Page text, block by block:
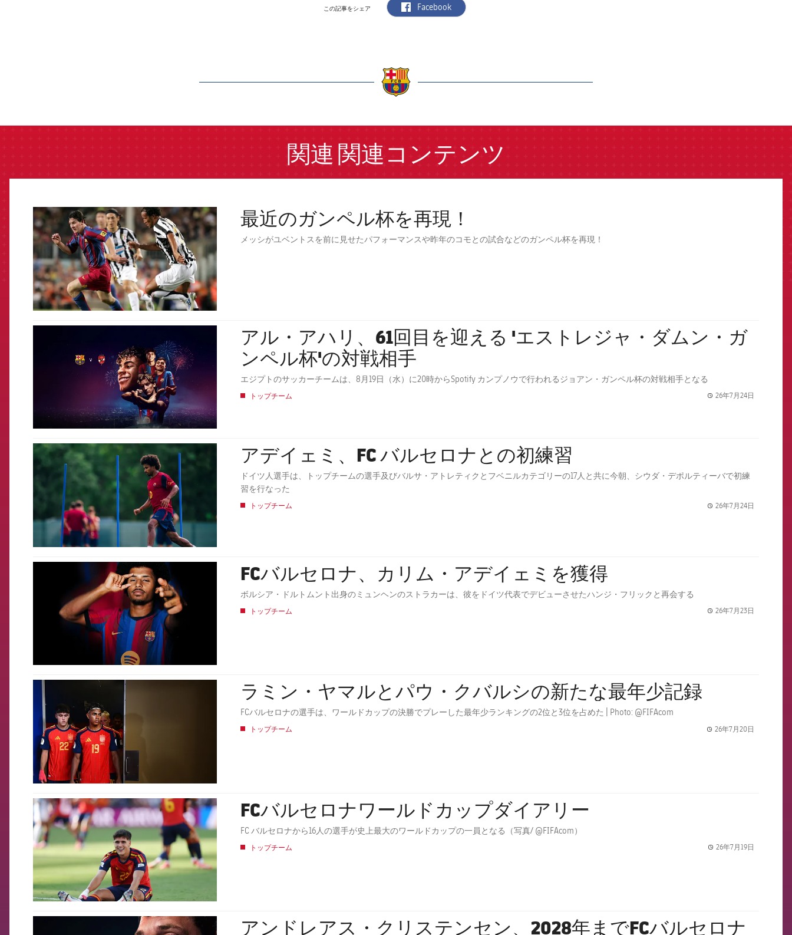
この記事をシェア label.aria.facebook
Facebook
関連 関連コンテンツ
FCB Barcelona badge 最近のガンペル杯を再現！
メッシがユベントスを前に見せたパフォーマンスや昨年のコモとの試合などのガンペル杯を再現！
アル・アハリ、61回目を迎える 'エストレジャ・ダムン・ガ
ンペル杯'の対戦相手
エジプトのサッカーチームは、8月19日（水）に20時からSpotify カンプノウで行われるジョアン・ガンペル杯の対戦相手となる
トップチーム 26年7月24日
FCB Barcelona badge アデイェミ、FC バルセロナとの初練習
ドイツ人選手は、トップチームの選手及びバルサ・アトレティクとフベニルカテゴリーの17人と共に今朝、シウダ・デポルティーバで初練
習を行なった
トップチーム 26年7月24日
FCB Barcelona badge FCバルセロナ、カリム・アデイェミを獲得
ボルシア・ドルトムント出身のミュンヘンのストラカーは、彼をドイツ代表でデビューさせたハンジ・フリックと再会する
トップチーム 26年7月23日
FCB Barcelona badge ラミン・ヤマルとパウ・クバルシの新たな最年少記録
FCバルセロナの選手は、ワールドカップの決勝でプレーした最年少ランキングの2位と3位を占めた | Photo: @FIFAcom
トップチーム 26年7月20日
FCB Barcelona badge FCバルセロナワールドカップダイアリー
FC バルセロナから16人の選手が史上最大のワールドカップの一員となる（写真/ @FIFAcom）
トップチーム 26年7月19日
アンドレアス・クリステンセン、2028年までFCバルセロナ